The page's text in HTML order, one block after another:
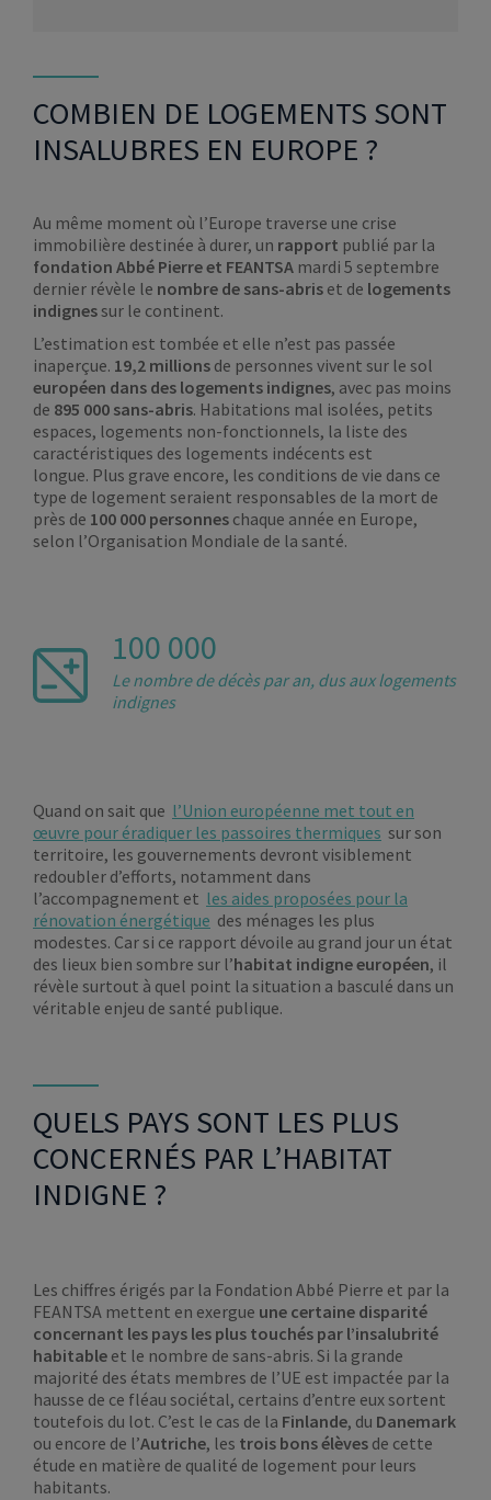
COMBIEN DE LOGEMENTS SONT
INSALUBRES EN EUROPE ?
Au même moment où l’Europe traverse une crise
immobilière destinée à durer, un rapport publié par la
fondation Abbé Pierre et FEANTSA mardi 5 septembre
dernier révèle le nombre de sans-abris et de logements
indignessur le continent.
L’estimation est tombée et elle n’est pas passée
inaperçue. 19,2 millions de personnes vivent sur le sol
européen dans des logements indignes, avec pas moins
de 895 000 sans-abris. Habitations mal isolées, petits
espaces, logements non-fonctionnels, la liste des
caractéristiques des logements indécents est
longue. Plus grave encore, les conditions de vie dans ce
type de logement seraient responsables de la mort de
près de 100 000 personnes chaque année en Europe,
selon l’Organisation Mondiale de la santé.
100 000
Le nombre de décès par an, dus aux logements
indignes
Quand on sait que l’Union européenne met tout en
œuvre pour éradiquer les passoires thermiques sur son
territoire, les gouvernements devront visiblement
redoubler d’efforts, notamment dans
l’accompagnement et les aides proposées pour la
rénovation énergétique des ménages les plus
modestes. Car si ce rapport dévoile au grand jour un état
des lieux bien sombre sur l’habitat indigne européen, il
révèle surtout à quel point la situation a basculé dans un
véritable enjeu de santé publique.
QUELS PAYS SONT LES PLUS
CONCERNÉS PAR L’HABITAT
INDIGNE ?
Les chiffres érigés par la Fondation Abbé Pierre et par la
FEANTSA mettent en exergue une certaine disparité
concernant les pays les plus touchés par l’insalubrité
habitable et le nombre de sans-abris. Si la grande
majorité des états membres de l’UE est impactée par la
hausse de ce fléau sociétal, certains d’entre eux sortent
toutefois du lot. C’est le cas de la Finlande, du Danemark
ou encore de l’Autriche, les trois bons élèves de cette
étude en matière de qualité de logement pour leurs
habitants.